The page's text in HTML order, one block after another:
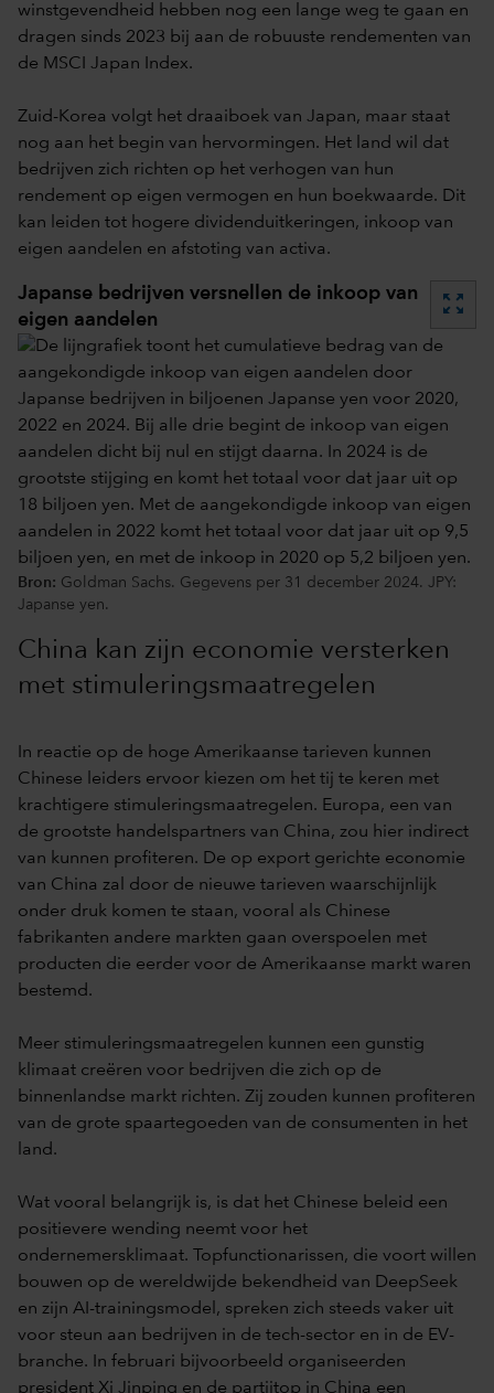
winstgevendheid hebben nog een lange weg te gaan en
dragen sinds 2023 bij aan de robuuste rendementen van
de MSCI Japan Index.
Zuid-Korea volgt het draaiboek van Japan, maar staat
nog aan het begin van hervormingen. Het land wil dat
bedrijven zich richten op het verhogen van hun
rendement op eigen vermogen en hun boekwaarde. Dit
kan leiden tot hogere dividenduitkeringen, inkoop van
eigen aandelen en afstoting van activa.
Japanse bedrijven versnellen de inkoop van
eigen aandelen
zoom_out_map
Bron: Goldman Sachs. Gegevens per 31 december 2024. JPY:
Japanse yen.
China kan zijn economie versterken
met stimuleringsmaatregelen
In reactie op de hoge Amerikaanse tarieven kunnen
Chinese leiders ervoor kiezen om het tij te keren met
krachtigere stimuleringsmaatregelen. Europa, een van
de grootste handelspartners van China, zou hier indirect
van kunnen profiteren. De op export gerichte economie
van China zal door de nieuwe tarieven waarschijnlijk
onder druk komen te staan, vooral als Chinese
fabrikanten andere markten gaan overspoelen met
producten die eerder voor de Amerikaanse markt waren
bestemd.
Meer stimuleringsmaatregelen kunnen een gunstig
klimaat creëren voor bedrijven die zich op de
binnenlandse markt richten. Zij zouden kunnen profiteren
van de grote spaartegoeden van de consumenten in het
land.
Wat vooral belangrijk is, is dat het Chinese beleid een
positievere wending neemt voor het
ondernemersklimaat. Topfunctionarissen, die voort willen
bouwen op de wereldwijde bekendheid van DeepSeek
en zijn AI-trainingsmodel, spreken zich steeds vaker uit
voor steun aan bedrijven in de tech-sector en in de EV-
branche. In februari bijvoorbeeld organiseerden
president Xi Jinping en de partijtop in China een